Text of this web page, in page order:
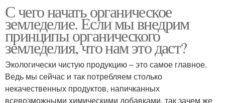
С чего начать органическое
земледелие. Если мы внедрим
принципы органического
земледелия, что нам это даст?
Экологически чистую продукцию – это самое главное.
Ведь мы сейчас и так потребляем столько
некачественных продуктов, напичканных
всевозможными химическими добавками, так зачем же